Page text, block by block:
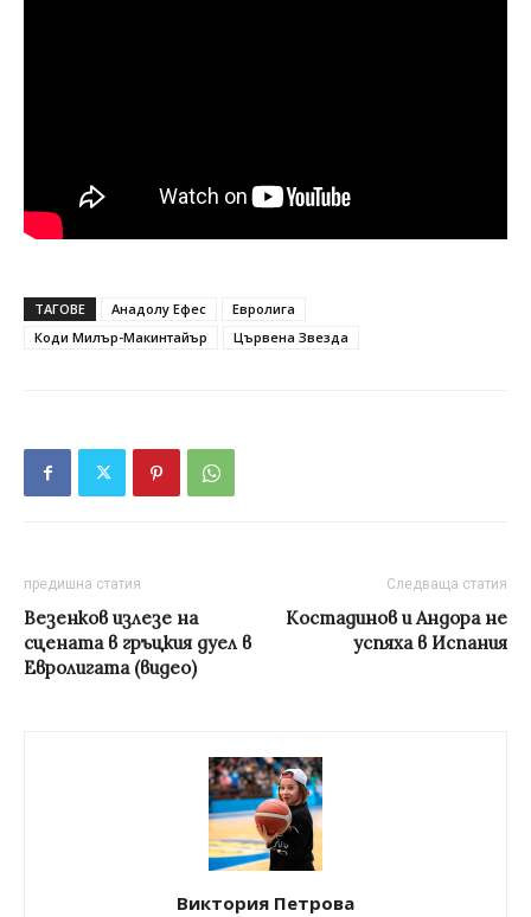
ТАГОВЕ Анадолу Ефес
Евролига
Коди Милър-Макинтайър
Цървена Звезда
предишна статия
Везенков излезе на
сцената в гръцкия дуел в
Евролигата (видео)
Следваща статия
Костадинов и Андора не
успяха в Испания
Виктория Петрова